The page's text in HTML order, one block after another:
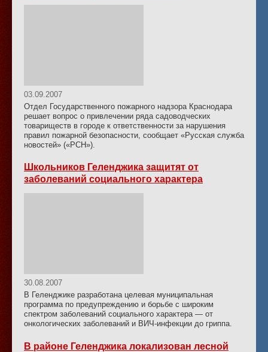
03.09.2007
Отдел Государственного пожарного надзора Краснодара
решает вопрос о привлечении ряда садоводческих
товариществ в городе к ответственности за нарушения
правил пожарной безопасности, сообщает «Русская служба
новостей» («РСН»).
Школьников Геленджика защитят от
заболеваний социального характера
30.08.2007
В Геленджике разработана целевая муниципальная
программа по предупреждению и борьбе с широким
спектром заболеваний социального характера — от
онкологических заболеваний и ВИЧ-инфекции до гриппа.
В районе Геленджика локализован лесной